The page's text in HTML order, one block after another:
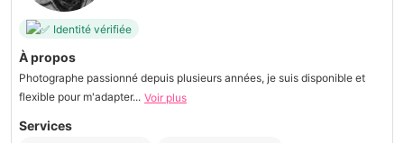
Identité vérifiée
À propos
Photographe passionné depuis plusieurs années, je suis disponible et
flexible pour m'adapter... Voir plus
Services